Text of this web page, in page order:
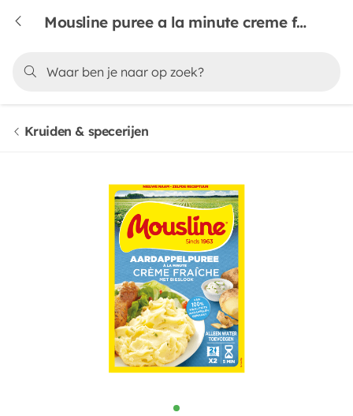
Mousline puree a la minute creme fraiche
Kruiden & specerijen